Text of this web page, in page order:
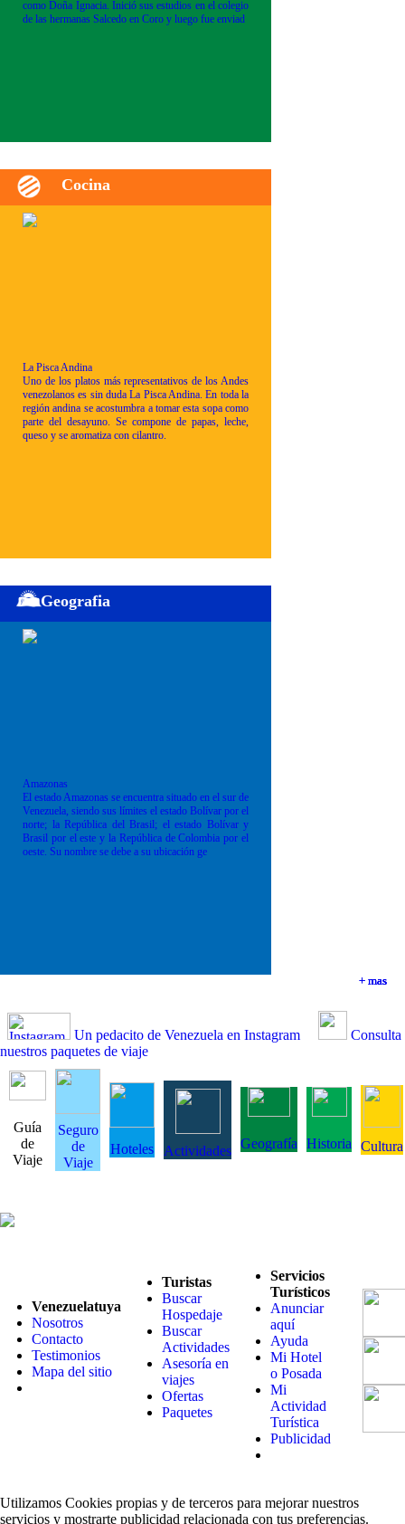
+ mas
como Doña Ignacia. Inició sus estudios en el colegio
de las hermanas Salcedo en Coro y luego fue enviad
+ mas
Cocina
La Pisca Andina
Uno de los platos más representativos de los Andes
venezolanos es sin duda La Pisca Andina. En toda la
región andina se acostumbra a tomar esta sopa como
parte del desayuno. Se compone de papas, leche,
queso y se aromatiza con cilantro.
+ mas
Geografia
Amazonas
El estado Amazonas se encuentra situado en el sur de
Venezuela, siendo sus límites el estado Bolívar por el
norte; la República del Brasil; el estado Bolívar y
Brasil por el este y la República de Colombia por el
oeste. Su nombre se debe a su ubicación ge
+ mas
Un pedacito de Venezuela en Instagram
Consulta
nuestros paquetes de viaje
Guía
de
Viaje
Seguro
de
Viaje
Hoteles Actividades Geografía Historia Cultura
Venezuelatuya
Nosotros
Contacto
Testimonios
Mapa del sitio
Turistas
Buscar
Hospedaje
Buscar
Actividades
Asesoría en
viajes
Ofertas
Paquetes
Servicios
Turísticos
Anunciar
aquí
Ayuda
Mi Hotel
o Posada
Mi
Actividad
Turística
Publicidad
Utilizamos Cookies propias y de terceros para mejorar nuestros
servicios y mostrarte publicidad relacionada con tus preferencias.